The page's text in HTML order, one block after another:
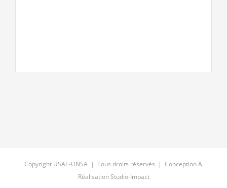
Copyright USAE-UNSA | Tous droits réservés | Conception &
RéalisationStudio-Impact